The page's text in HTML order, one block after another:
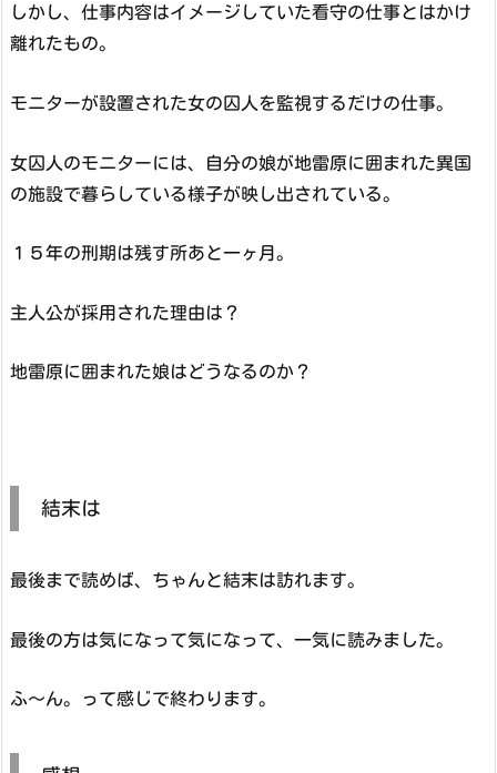
しかし、仕事内容はイメージしていた看守の仕事とはかけ
離れたもの。
モニターが設置された女の囚人を監視するだけの仕事。
女囚人のモニターには、自分の娘が地雷原に囲まれた異国
の施設で暮らしている様子が映し出されている。
１５年の刑期は残す所あと一ヶ月。
主人公が採用された理由は？
地雷原に囲まれた娘はどうなるのか？
結末は
最後まで読めば、ちゃんと結末は訪れます。
最後の方は気になって気になって、一気に読みました。
ふ～ん。って感じで終わります。